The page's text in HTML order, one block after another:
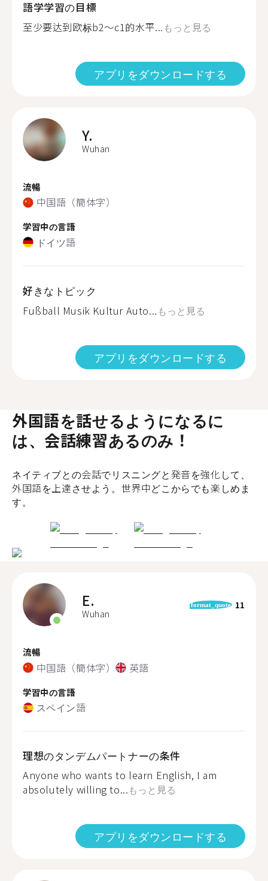
語学学習の目標
至少要达到欧标b2～c1的水平... もっと見る
アプリをダウンロードする
Y.
Wuhan
流暢
中国語（簡体字）
学習中の言語
ドイツ語
好きなトピック
Fußball Musik Kultur Auto... もっと見る
アプリをダウンロードする
外国語を話せるようになるに
は、会話練習あるのみ！
ネイティブとの会話でリスニングと発音を強化して、
外国語を上達させよう。世界中どこからでも楽しめま
す。
E.
Wuhan
format_quote 11
流暢
中国語（簡体字） 英語
学習中の言語
スペイン語
理想のタンデムパートナーの条件
Anyone who wants to learn English, I am
absolutely willing to...もっと見る
アプリをダウンロードする